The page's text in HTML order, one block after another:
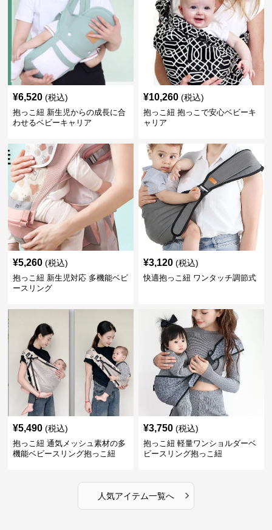
¥6,520 (税込)
抱っこ紐 新生児からの成長に合
わせるベビーキャリア
¥10,260 (税込)
抱っこ紐 抱っこで安心ベビーキ
ャリア
¥5,260 (税込)
抱っこ紐 新生児対応 多機能ベビ
ースリング
¥3,120 (税込)
快適抱っこ紐 ワンタッチ調節式
¥5,490 (税込)
抱っこ紐 通気メッシュ素材の多
機能ベビースリング抱っこ紐
¥3,750 (税込)
抱っこ紐 軽量ワンショルダーベ
ビースリング抱っこ紐
人気アイテム一覧へ ›